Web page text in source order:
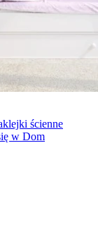
ścienne
w Dom